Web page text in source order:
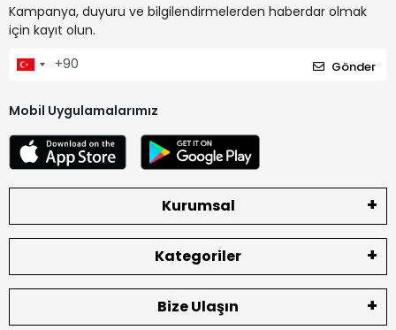
Kampanya, duyuru ve bilgilendirmelerden haberdar olmak
için kayıt olun.
Gönder
Mobil Uygulamalarımız
Kurumsal
Kategoriler
Bize Ulaşın